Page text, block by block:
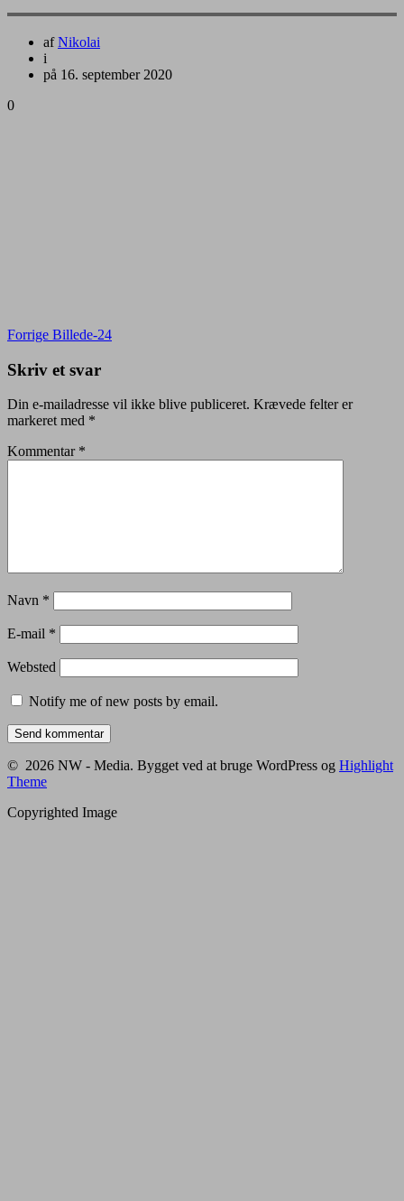
afNikolai
i
på 16. september 2020
0
Indlægsnavigation
Forrige Forrige
Billede-24
Skriv et svar
Din e-mailadresse vil ikke blive publiceret. Krævede felter er
markeret med *
Kommentar *
Navn *
E-mail *
Websted
Notify me of new posts by email.
© 2026 NW - Media. Bygget ved at bruge WordPress og Highlight
Theme
Copyrighted Image